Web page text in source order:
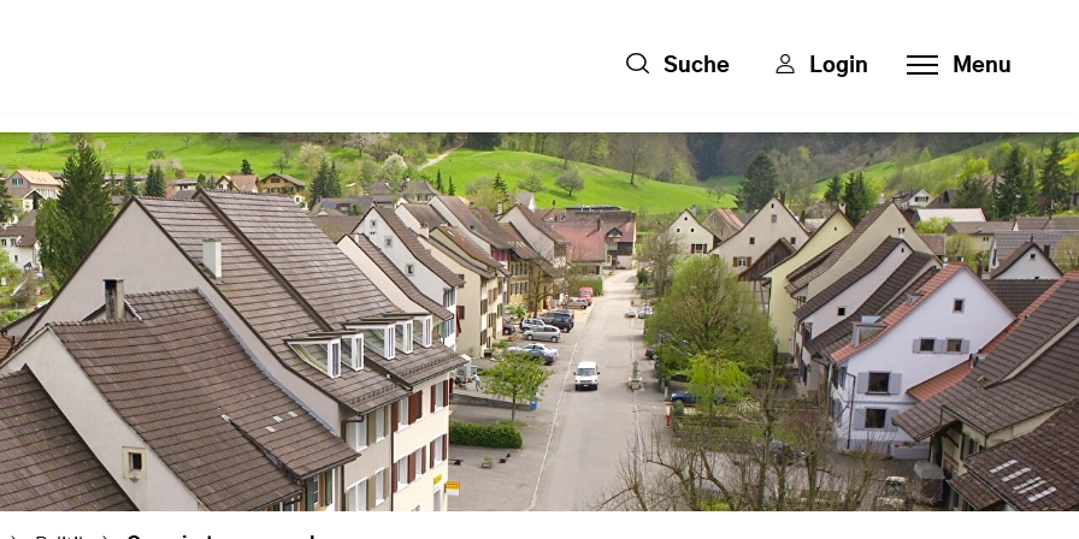
Login
Suche Menu